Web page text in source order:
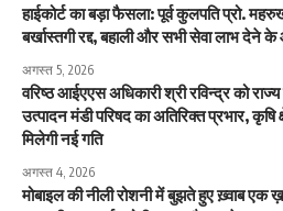
हाईकोर्ट का बड़ा फैसला: पूर्व कुलपति प्रो.
बर्खास्तगी रद्द, बहाली और सभी सेवा लाभ देने
अगस्त 5, 2026
वरिष्ठ आईएएस अधिकारी श्री रविन्द्र को
उत्पादन मंडी परिषद का अतिरिक्त प्रभार, कृषि
मिलेगी नई गति
अगस्त 4, 2026
मोबाइल की नीली रोशनी में बुझते हुए ख़्वाब एक